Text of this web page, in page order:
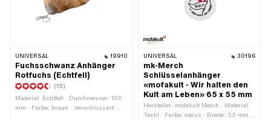
UNIVERSAL 19910
Fuchsschwanz Anhänger
Rotfuchs (Echtfell)
(15)
Material: Echtfell · Durchmesser: 100
mm · Farbe: braun · Verschlussart:
UNIVERSAL 30196
mk-Merch
Schlüsselanhänger
«mofakult - Wir halten den
Kult am Leben» 65 x 55 mm
Hersteller: mofakult Merch · Material:
Textil · Farbe: weiss · Breite: 55 mm ·